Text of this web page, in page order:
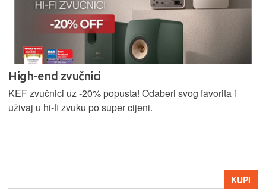
High-end zvučnici
KEF zvučnici uz -20% popusta! Odaberi svog favorita i
uživaj u hi-fi zvuku po super cijeni.
KUPI